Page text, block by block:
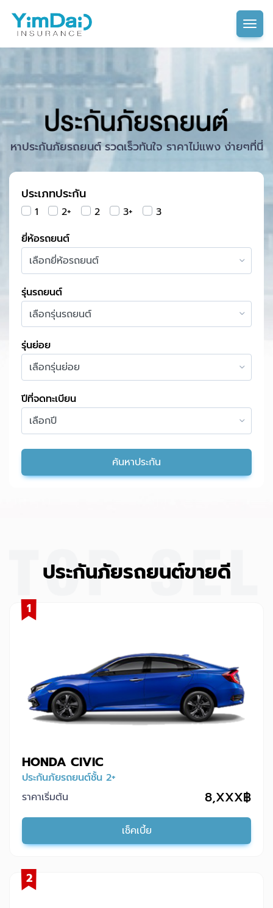
หาประกันภัยรถยนต์ รวดเร็วทันใจ ราคาไม่แพง ง่ายๆที่นี่
ประเภทประกัน
1 2+ 2 3+
3
ยี่ห้อรถยนต์
รุ่นรถยนต์
รุ่นย่อย
ปีที่จดทะเบียน
ค้นหาประกัน
ประกันภัยรถยนต์ขายดี
1
HONDA CIVIC
ประกันภัยรถยนต์ชั้น 2+
ราคาเริ่มต้น
8,XXX฿
เช็คเบี้ย
2